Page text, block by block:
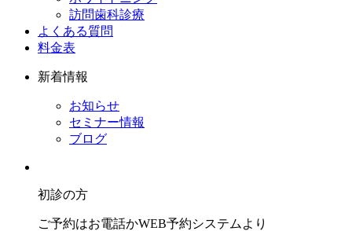
訪問歯科診療
よくある質問
料金表
新着情報
お知らせ
セミナー情報
ブログ
初診の方
ご予約はお電話かWEB予約システムより